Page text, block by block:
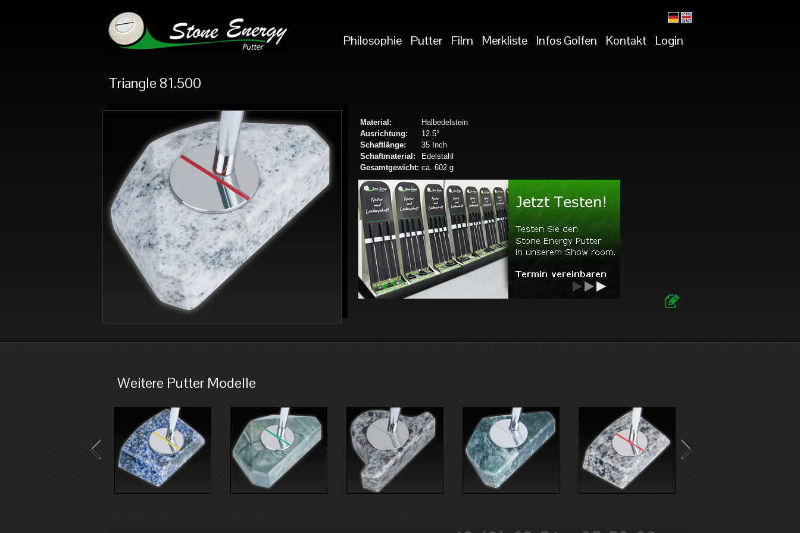
Philosophie Putter Film Merkliste Infos Golfen Kontakt Login
Triangle 81.500
Material:
Halbedelstein
Ausrichtung:
12.5°
Schaftlänge:
35 Inch
Schaftmaterial:
Edelstahl
Gesamtgewicht: ca. 602 g
Weitere Putter Modelle